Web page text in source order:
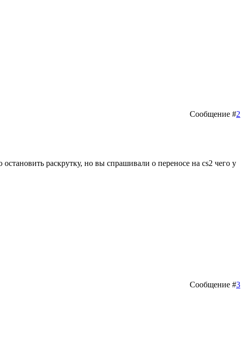
Сообщение #2
раскрутку, но вы спрашивали о переносе на cs2 чего у
Сообщение #3